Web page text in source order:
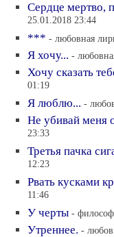
Сердце мертво,
25.01.2018 23:44
*** - любовная
Я хочу... -
Хочу сказать
01:19
Я люблю... -
Не убивай меня
23:33
Третья пачка
12:23
Рвать кусками
11:46
У черты -
Утреннее. -